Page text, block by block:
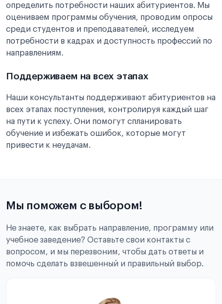
определить потребности наших абитуриентов. Мы
оцениваем программы обучения, проводим опросы
среди студентов и преподавателей, исследуем
потребности в кадрах и доступность профессий по
направлениям.
Поддерживаем на всех этапах
Наши консультанты поддерживают абитуриентов на
всех этапах поступления, контролируя каждый шаг
на пути к успеху. Они помогут спланировать
обучение и избежать ошибок, которые могут
привести к неудачам.
Мы поможем с выбором!
Не знаете, как выбрать направление, программу или
учебное заведение? Оставьте свои контакты с
вопросом, и мы перезвоним, чтобы дать ответы и
помочь сделать взвешенный и правильный выбор.